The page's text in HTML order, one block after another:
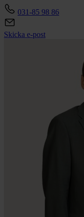
031-85 98 86
Skicka e-post